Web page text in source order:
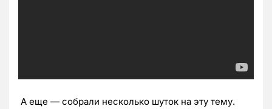
А еще — собрали несколько шуток на эту тему.